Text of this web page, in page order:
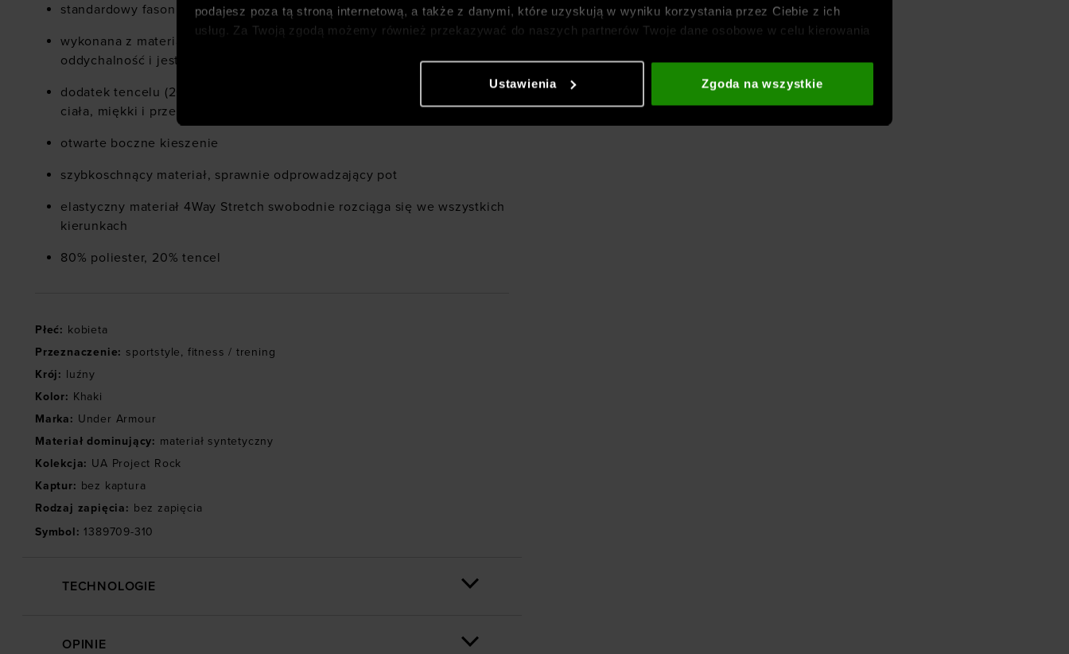
podajesz poza tą stroną internetową, a także z danymi, które uzyskują w wyniku korzystania przez Ciebie z ich
usług. Za Twoją zgodą możemy również przekazywać do naszych partnerów Twoje dane osobowe w celu kierowania
społecznościowych). Szczegółowe informacje znajdziesz w naszej
Polityce prywatnościoraz sekcji „Szczegóły”
Ustawienia Zgoda na wszystkie
standardowy fason o długości do bioder
wykonana z materiału syntetycznego, który zapewnia trwałość,
oddychalność i jest łatwy w pielęgnacji
dodatek tencelu (20%) sprawia, że materiał jest niezwykle przyjemny dla
ciała, miękki i przewiewny
otwarte boczne kieszenie
szybkoschnący materiał, sprawnie odprowadzający pot
elastyczny materiał 4Way Stretch swobodnie rozciąga się we wszystkich
kierunkach
80% poliester, 20% tencel
Płeć: kobieta
Przeznaczenie: sportstyle, fitness / trening
Krój: luźny
Kolor: Khaki
Marka: Under Armour
Materiał dominujący: materiał syntetyczny
Kolekcja: UA Project Rock
Kaptur: bez kaptura
Rodzaj zapięcia: bez zapięcia
Symbol: 1389709-310
TECHNOLOGIE
OPINIE